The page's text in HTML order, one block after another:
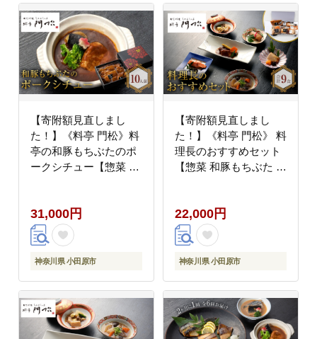
【寄附額見直しまし
た！】《料亭 門松》料
亭の和豚もちぶたのポ
ークシチュー【惣菜 お
和豚 もちぶた 家庭用
自宅用 非常食 神奈川県
小田原市 】
31,000円
神奈川県 小田原市
【寄附額見直しまし
た！】《料亭 門松》 料
理長のおすすめセット
【惣菜 和豚もちぶた 和
自宅用 贈答品 贈答用
ギフト お取り寄せ 御中
元 お中元 お歳暮 父の
日 母の日 贈り物 日本
原市 】
22,000円
神奈川県 小田原市